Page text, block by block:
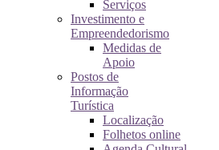
Serviços
Investimento e
Empreendedorismo
Medidas de
Apoio
Postos de
Informação
Turística
Localização
Folhetos online